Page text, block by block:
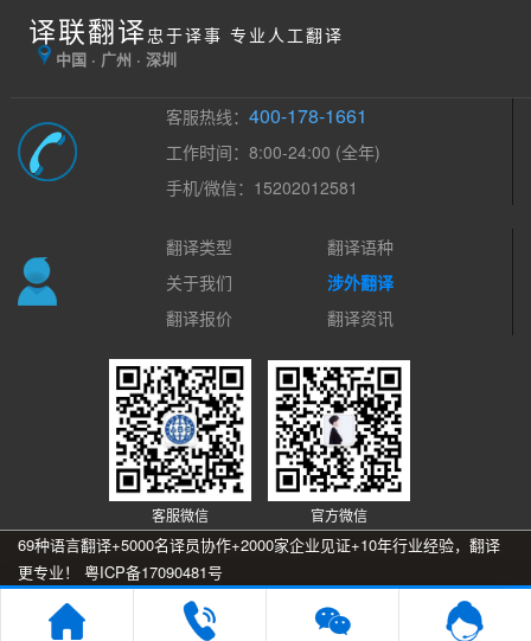

译联翻译 忠于译事 专业人工翻译
中国 · 广州 · 深圳
客服热线：400-178-1661
工作时间：8:00-24:00 (全年)
手机/微信：15202012581
翻译类型
翻译语种
关于我们
涉外翻译
翻译报价
翻译资讯
客服微信 官方微信
69种语言翻译+5000名译员协作+2000家企业见证+10年行业经验，翻译
更专业！ 粤ICP备17090481号